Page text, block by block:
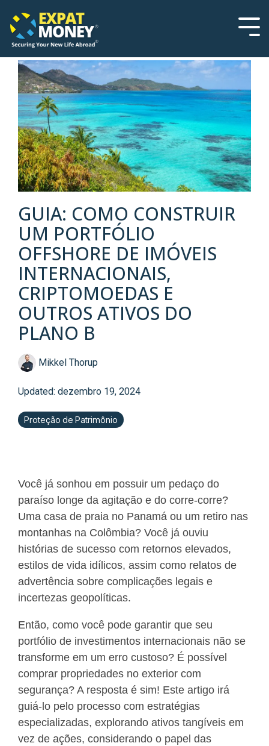
note:
This
website
accessibility
system.
the
main
GUIA: COMO CONSTRUIR
UM PORTFÓLIO
OFFSHORE DE IMÓVEIS
INTERNACIONAIS,
CRIPTOMOEDAS E
OUTROS ATIVOS DO
PLANO B
Mikkel Thorup
Updated: dezembro 19, 2024
Proteção de Patrimônio
Você já sonhou em possuir um pedaço do
paraíso longe da agitação e do corre-corre?
Uma casa de praia no Panamá ou um retiro nas
montanhas na Colômbia? Você já ouviu
histórias de sucesso com retornos elevados,
estilos de vida idílicos, assim como relatos de
advertência sobre complicações legais e
incertezas geopolíticas.
Então, como você pode garantir que seu
portfólio de investimentos internacionais não se
transforme em um erro custoso? É possível
comprar propriedades no exterior com
segurança? A resposta é sim! Este artigo irá
guiá-lo pelo processo com estratégias
especializadas, explorando ativos tangíveis em
vez de ações, considerando o papel das